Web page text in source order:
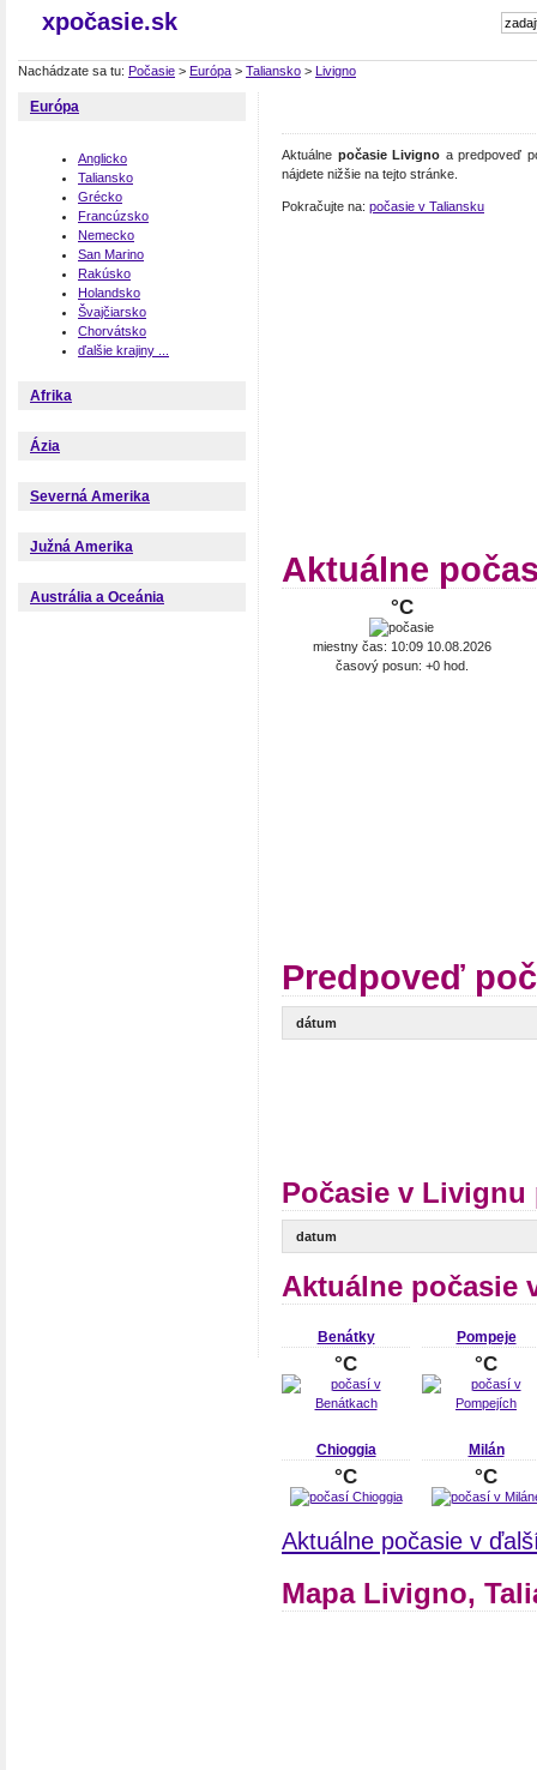
xpočasie.sk
Nachádzate sa tu: Počasie > Európa > Taliansko > Livigno
Európa
Anglicko
Taliansko
Grécko
Francúzsko
Nemecko
San Marino
Rakúsko
Holandsko
Švajčiarsko
Chorvátsko
ďalšie krajiny ...
Afrika
Ázia
Severná Amerika
Južná Amerika
Austrália a Oceánia
Aktuálne počasie Livigno a predpoveď
nájdete nižšie na tejto stránke.
Pokračujte na: počasie v Taliansku
Aktuálne
°C
miestny čas: 10:09 10.08.2026
časový posun: +0 hod.
Predpoveď
dátum
Počasie v
datum
Aktuálne počasie
Benátky
°C
Pompeje
°C
Chioggia
°C
Milán
°C
Aktuálne počasie v
Mapa Livigno,